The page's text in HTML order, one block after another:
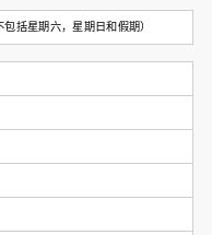
括星期六，星期日和假期）